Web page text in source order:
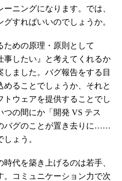
ニングになります。では、
すればいいのでしょうか。
めの原理・原則として
事したい』と考えてくれるか
ました。バグ報告をする目
ることでしょうか、それと
トウェアを提供することでし
つの間にか「開発 VS テス
バグのことが置き去りに……
ょう。
代を築き上げるのは若手、
コミュニケーション力で次